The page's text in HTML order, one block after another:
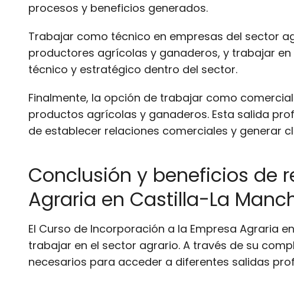
procesos y beneficios generados.
Trabajar como técnico en empresas del sector
productores agrícolas y ganaderos, y trabajar
técnico y estratégico dentro del sector.
Finalmente, la opción de trabajar como
productos agrícolas y ganaderos. Esta salida
de establecer relaciones comerciales y generar
Conclusión y beneficios de
Agraria en Castilla-La
El Curso de Incorporación a la Empresa Agraria
trabajar en el sector agrario. A través de su
necesarios para acceder a diferentes salidas